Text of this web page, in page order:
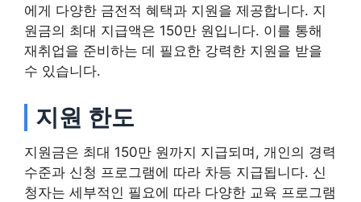
에게 다양한 금전적 혜택과 지원을 제공합니다. 지
원금의 최대 지급액은 150만 원입니다. 이를 통해
재취업을 준비하는 데 필요한 강력한 지원을 받을
수 있습니다.
지원 한도
지원금은 최대 150만 원까지 지급되며, 개인의 경력
수준과 신청 프로그램에 따라 차등 지급됩니다. 신
청자는 세부적인 필요에 따라 다양한 교육 프로그램